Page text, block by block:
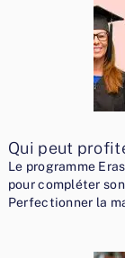
Qui peut
Le programme
pour compléter
Perfectionner la